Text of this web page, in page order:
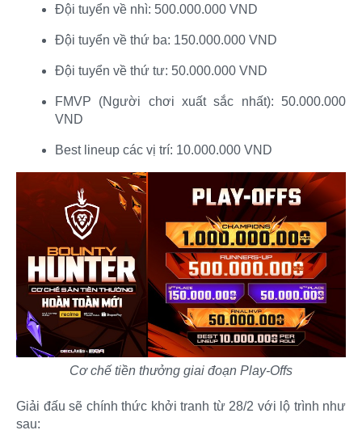
Đội tuyển về nhì: 500.000.000 VND​
Đội tuyển về thứ ba: 150.000.000 VND​
Đội tuyển về thứ tư: 50.000.000 VND​
FMVP (Người chơi xuất sắc nhất): 50.000.000
VND​
Best lineup các vị trí: 10.000.000 VND​
Cơ chế tiền thưởng giai đoạn Play-Offs
Giải đấu sẽ chính thức khởi tranh từ 28/2 với lộ trình như
sau:​